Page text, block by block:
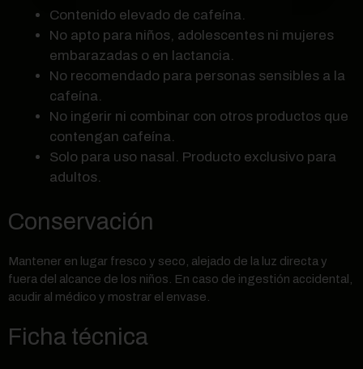
Contenido elevado de cafeína.
No apto para niños, adolescentes ni mujeres
embarazadas o en lactancia.
No recomendado para personas sensibles a la
cafeína.
No ingerir ni combinar con otros productos que
contengan cafeína.
Solo para uso nasal. Producto exclusivo para
adultos.
Conservación
Mantener en lugar fresco y seco, alejado de la luz directa y
fuera del alcance de los niños. En caso de ingestión accidental,
acudir al médico y mostrar el envase.
Ficha técnica